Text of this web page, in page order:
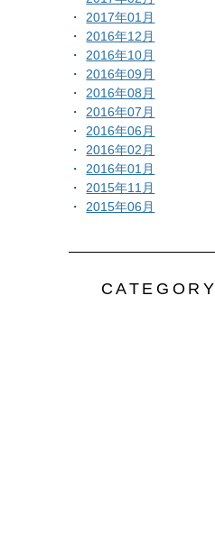
2017年01月
2016年12月
2016年10月
2016年09月
2016年08月
2016年07月
2016年06月
2016年02月
2016年01月
2015年11月
2015年06月
CATEGORY